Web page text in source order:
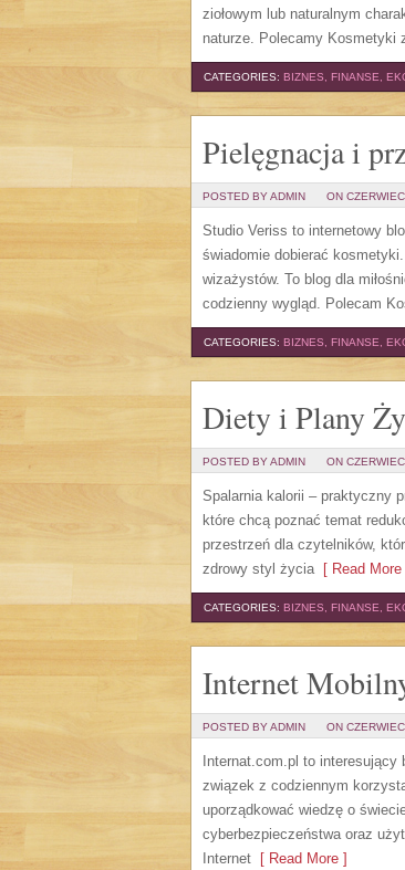
ziołowym lub naturalnym
naturze. Polecamy Kosmetyki
CATEGORIES: BIZNES, FINANSE,
Pielęgnacja i
POSTED BY ADMIN ON
Studio Veriss to internetowy
świadomie dobierać
wizażystów. To blog dla
codzienny wygląd. Polecam
CATEGORIES: BIZNES, FINANSE,
Diety i Plany
POSTED BY ADMIN ON
Spalarnia kalorii – praktyczny
które chcą poznać temat
przestrzeń dla czytelników,
zdrowy styl życia[ Read More
CATEGORIES: BIZNES, FINANSE,
Internet
POSTED BY ADMIN ON
Internat.com.pl to
związek z codziennym
uporządkować wiedzę o
cyberbezpieczeństwa oraz
Internet [ Read More ]